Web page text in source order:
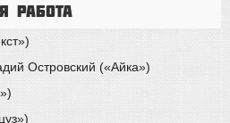
работа
Островский («Айка»)